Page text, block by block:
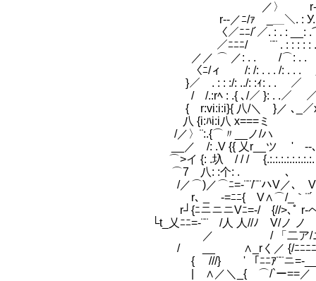
／〉 r‐‐ ､
r‐‐／ﾆ/ｧ _＿＼. : У. :
〈／ﾆﾆ/´／. : . : __: .⌒: . .¨¨ ､
／ﾆﾆﾆ/ ¨¨ . : : : : : . . .⌒ r ⌒
／／ ⌒ ／: . . /⌒: . . . . : :
〈ﾆ/ィ /: /: . . . /: . . . 人 . : : :
}／ . : : :/: ../: :ｨ: . . ／ ＼
/ /.:rﾍ : .{ ､/／ }: . .／ ／ } /
{ r:vi:i:i}{ 八/＼ }／ ､_／x=＝ミ､
八 {i:ﾊi:i八 x===ミ _ノ//ハ
/／〉¨:.{⌒〃__ノ/ハ 乂r__ツ /
__／ /: .V {{ 乂r__ツ ' --､ / /ノ
⌒>イ {: .圦 / / / {.:.:.:.:.:.:.:.:.＼ u
⌒7 八: :个: . ､ __ ノ ィ
/／⌒)／⌒ﾆ=-¨¨/¨¨ハV／､ V¨{ﾆ
r､ _ -=ﾆﾆ{ V∧⌒/_｀¨´ {⌒人v
r┘{ﾆニニニVﾆ=-/ {//>､ﾟ r‐ヘ }└
└t_乂ﾆﾆ=-¨¨ /人 人//ﾉ V/ノ
／ / 「二ア/ニ><ニ「
/ __ ∧_rく／ {/ﾆﾆﾆﾆ<
{ ///} ' 「ﾆﾆｱ¨¨ニ=-__-=ﾆ＼_/
| ∧／＼_{ ⌒/`ー==／ ＼⌒＼